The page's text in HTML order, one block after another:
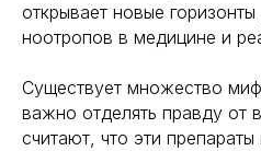
открывает новые
ноотропов в медицине и
Существует множество
важно отделять правду от
считают, что эти препараты